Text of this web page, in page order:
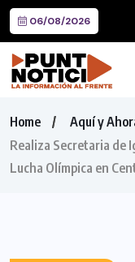
06/08/2026
Home
Aquí y
Realiza Secretaria de
Lucha Olímpica en